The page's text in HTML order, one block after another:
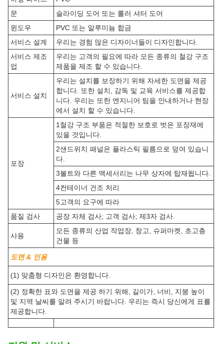
응용 프로그램:
KXD 철강 구조 산업 철강 건물은 다양한 응용 기회와 시나리오에서
사용할 수있는 다재다능한 제품입니다. 건물은 재화를 저장하는 창
고로 사용될 수 있습니다.원자재또한 식품, 전자제품, 자동차 등 다
양한 산업의 제조 공장으로 사용될 수 있습니다.건물은 생산용 작업
장으로 사용될 수 있습니다., 수리 및 유지보수
KXD 강철 구조 산업용 강철 건물은 강하고 견고한 구조로 혹독한
날씨와 지진과 허리케인 같은 자연 재해에 견딜 수 있습니다.강철
프레임 구조는 고객의 특정 요구 사항을 충족하도록 설계 될 수 있
습니다.건물의 벽은 금속으로 만들어졌으며 표면 치료는 진크가 풍
부한 페인트로 칠하여 부식 및 경직에 저항합니다.
사용자 정의:
제품 사양
제품 이름
주요 구조